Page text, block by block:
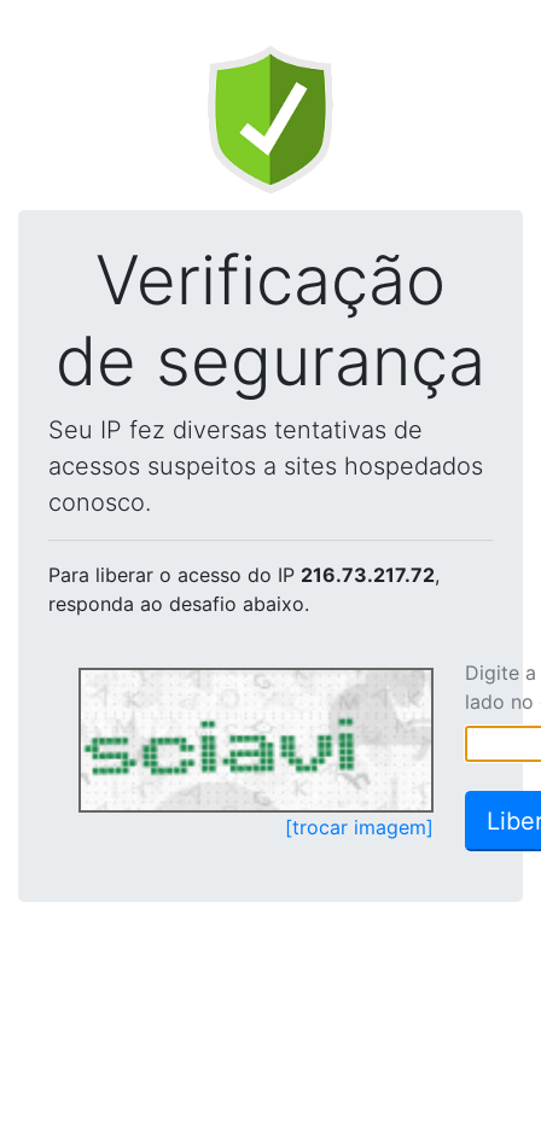
Verificação
de segurança
Seu IP fez diversas tentativas de
acessos suspeitos a sites hospedados
conosco.
Para liberar o acesso do IP 216.73.217.72,
responda ao desafio abaixo.
[trocar imagem]
Digite
lado no